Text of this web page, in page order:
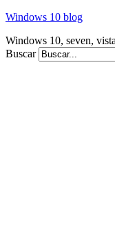
Windows 10 blog
Windows 10, seven,
Buscar